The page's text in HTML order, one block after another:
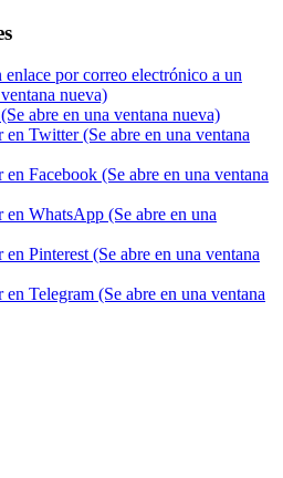
por correo electrónico a un
nueva)
abre en una ventana nueva)
Twitter (Se abre en una ventana
Facebook (Se abre en una ventana
WhatsApp (Se abre en una
Pinterest (Se abre en una ventana
Telegram (Se abre en una ventana